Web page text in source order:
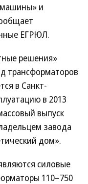
и
ЕГРЮЛ.
решения»
трансформаторов
в Санкт-
в 2013
выпуск
завода
дом».
силовые
110–750